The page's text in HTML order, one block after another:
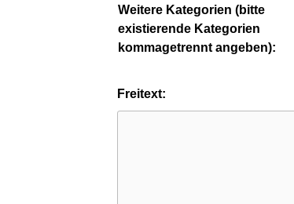
Weitere Kategorien (bitte
existierende Kategorien
kommagetrennt angeben):
Freitext: